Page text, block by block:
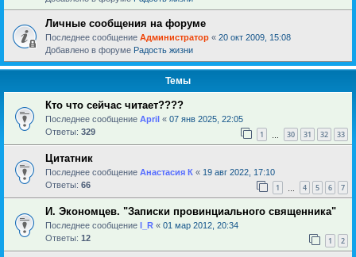
Личные сообщения на форуме
Последнее сообщение Администратор « 20 окт 2009, 15:08
Добавлено в форуме Радость жизни
Темы
Кто что сейчас читает????
Последнее сообщение April « 07 янв 2025, 22:05
Ответы: 329 1 30 31 32 33
Цитатник
Последнее сообщение Анастасия К « 19 авг 2022, 17:10
Ответы: 66 1 4 5 6 7
И. Экономцев. "Записки провинциального священника"
Последнее сообщение l_R « 01 мар 2012, 20:34
Ответы: 12 1 2